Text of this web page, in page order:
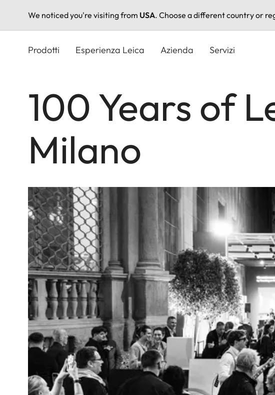
We noticed you're visiting from USA. Choose a different country or
Prodotti Esperienza Leica Azienda Servizi
100 Years of
Milano